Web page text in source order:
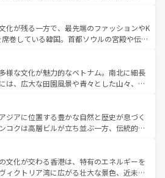
覧ビティも充実しており、サーフィンやダイ
ングなど、アウトドア好きにはたまらな
リアの多彩な魅力を存分に味わいつくそ
山岳地帯である台湾東部など、都市の喧騒
が共存しており、訪れる人に新しい発見と
てくれる。また、奥深い台湾の食文化も魅
判のスイーツなど、バラエティ豊かな料理
が味わえる。 なお、新着の台湾情報は コンテンツ一覧を参
化が残る一方で、最先端のファッションやK
巻している韓国。首都ソウルの宮殿や伝統
延ばせば四季折々の自然美を楽しむことが
、キムチや焼肉、絶品のストリートフード
な韓国料理が待っている。夜には、韓国な
ながら、韓国の多彩な魅力を心ゆくまで味
わってみてほしい。 なお、新着の韓国情報はコンテンツ一
しい。
様な文化が魅力的なベトナム。南北に細長
は、広大な田園風景や青々とした山々、世
に伝統が息づく。ハノイの古い町並みやホ
ランス統治時代の建物も、独特の雰囲気を
。また、バラエティの豊かさとおいしさで
バインミー、ベトナムコーヒーなどは、ぜ
たい。どの地域を訪れてもあたたかい人々
てくれるので、きっと忘れられない旅にな
ジアに位置する豊かな自然と歴史が息づく
コクは高層ビルが立ち並ぶ一方、伝統的な
ている。北部ではチェンマイなどの山岳地
合い、南部ではプーケットやクラビの美し
ート気分を楽しむことができる。タイ料理
文化が交わる香港は、特有のエネルギーを
ィクトリア湾に広がる壮大な景色、近未来